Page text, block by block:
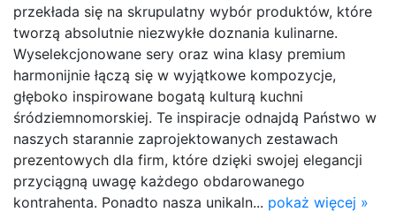
przekłada się na skrupulatny wybór produktów, które
tworzą absolutnie niezwykłe doznania kulinarne.
Wyselekcjonowane sery oraz wina klasy premium
harmonijnie łączą się w wyjątkowe kompozycje,
głęboko inspirowane bogatą kulturą kuchni
śródziemnomorskiej. Te inspiracje odnajdą Państwo w
naszych starannie zaprojektowanych zestawach
prezentowych dla firm, które dzięki swojej elegancji
przyciągną uwagę każdego obdarowanego
kontrahenta. Ponadto nasza unikaln... pokaż więcej »